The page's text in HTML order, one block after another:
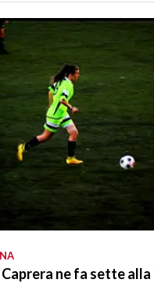
Caprera ne fa sette